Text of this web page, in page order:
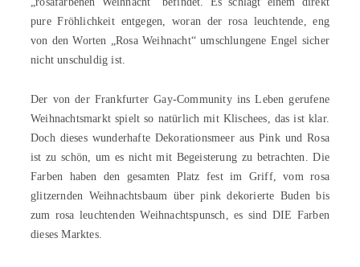
pure Fröhlichkeit entgegen, woran der rosa leuchtende, eng
von den Worten „Rosa Weihnacht“ umschlungene Engel sicher
nicht unschuldig ist.
Der von der Frankfurter Gay-Community ins Leben gerufene
Weihnachtsmarkt spielt so natürlich mit Klischees, das ist klar.
Doch dieses wunderhafte Dekorationsmeer aus Pink und Rosa
ist zu schön, um es nicht mit Begeisterung zu betrachten. Die
Farben haben den gesamten Platz fest im Griff, vom rosa
glitzernden Weihnachtsbaum über pink dekorierte Buden bis
zum rosa leuchtenden Weihnachtspunsch, es sind DIE Farben
dieses Marktes.